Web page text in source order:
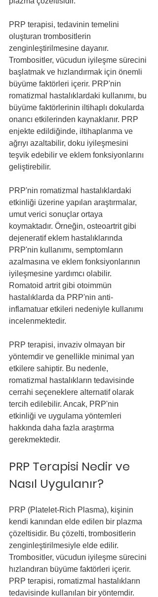
PRP terapisi, tedavinin temelini
oluşturan trombositlerin
zenginleştirilmesine dayanır.
Trombositler, vücudun iyileşme sürecini
başlatmak ve hızlandırmak için önemli
büyüme faktörleri içerir. PRP'nin
romatizmal hastalıklardaki kullanımı, bu
büyüme faktörlerinin iltihaplı dokularda
onarıcı etkilerinden kaynaklanır. PRP
enjekte edildiğinde, iltihaplanma ve
ağrıyı azaltabilir, doku iyileşmesini
teşvik edebilir ve eklem fonksiyonlarını
geliştirebilir.
PRP'nin romatizmal hastalıklardaki
etkinliği üzerine yapılan araştırmalar,
umut verici sonuçlar ortaya
koymaktadır. Örneğin, osteoartrit gibi
dejeneratif eklem hastalıklarında
PRP'nin kullanımı, semptomların
azalmasına ve eklem fonksiyonlarının
iyileşmesine yardımcı olabilir.
Romatoid artrit gibi otoimmün
hastalıklarda da PRP'nin anti-
inflamatuar etkileri nedeniyle kullanımı
incelenmektedir.
PRP terapisi, invaziv olmayan bir
yöntemdir ve genellikle minimal yan
etkilere sahiptir. Bu nedenle,
romatizmal hastalıkların tedavisinde
cerrahi seçeneklere alternatif olarak
tercih edilebilir. Ancak, PRP'nin
etkinliği ve uygulama yöntemleri
hakkında daha fazla araştırma
gerekmektedir.
PRP Terapisi Nedir ve
Nasıl Uygulanır?
PRP (Platelet-Rich Plasma), kişinin
kendi kanından elde edilen bir plazma
çözeltisidir. Bu çözelti, trombositlerin
zenginleştirilmesiyle elde edilir.
Trombositler, vücudun iyileşme sürecini
hızlandıran büyüme faktörleri içerir.
PRP terapisi, romatizmal hastalıkların
tedavisinde kullanılan bir yöntemdir.